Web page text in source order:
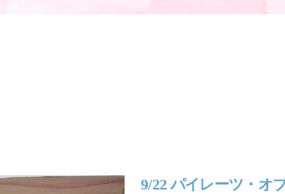
9/22 パイレーツ・オ